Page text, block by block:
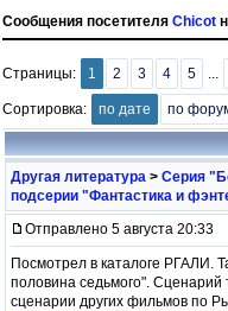
Сообщения посетителя Chicot
Страницы: 1 2 3 4 5 ...
Сортировка: по дате по
Другая литература > Серия
подсерии "Фантастика и
Отправлено 5 августа 20:33
Посмотрел в каталоге РГАЛИ.
половина седьмого". Сценарий
сценарии других фильмов по